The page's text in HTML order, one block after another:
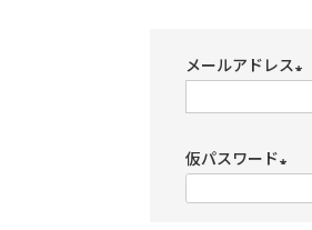
メールアドレス
(
仮パスワード
(必